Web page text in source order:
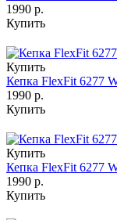
1990 р.
Купить
Купить
Кепка FlexFit 6277
1990 р.
Купить
Купить
Кепка FlexFit 6277
1990 р.
Купить